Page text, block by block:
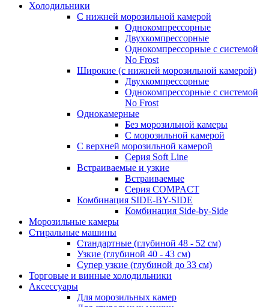
Холодильники
С нижней морозильной камерой
Однокомпрессорные
Двухкомпрессорные
Однокомпрессорные с системой
No Frost
Широкие (с нижней морозильной камерой)
Двухкомпрессорные
Однокомпрессорные с системой
No Frost
Однокамерные
Без морозильной камеры
С морозильной камерой
С верхней морозильной камерой
Серия Soft Line
Встраиваемые и узкие
Встраиваемые
Серия СOMPACT
Комбинация SIDE-BY-SIDE
Комбинация Side-by-Side
Морозильные камеры
Стиральные машины
Стандартные (глубиной 48 - 52 см)
Узкие (глубиной 40 - 43 см)
Супер узкие (глубиной до 33 см)
Торговые и винные холодильники
Аксессуары
Для морозильных камер